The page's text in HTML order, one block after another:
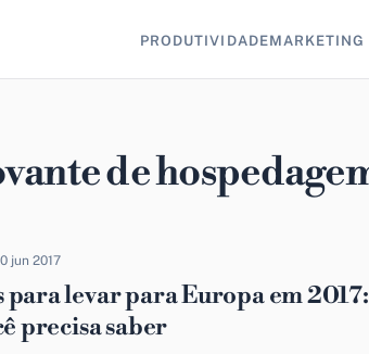
PRODUTIVIDADEMARKETING
de
jun 2017
para levar para Europa em 2017:
precisa saber